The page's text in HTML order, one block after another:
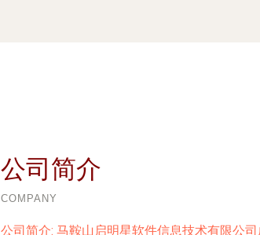
公司简介
COMPANY
公司简介: 马鞍山启明星软件信息技术有限公